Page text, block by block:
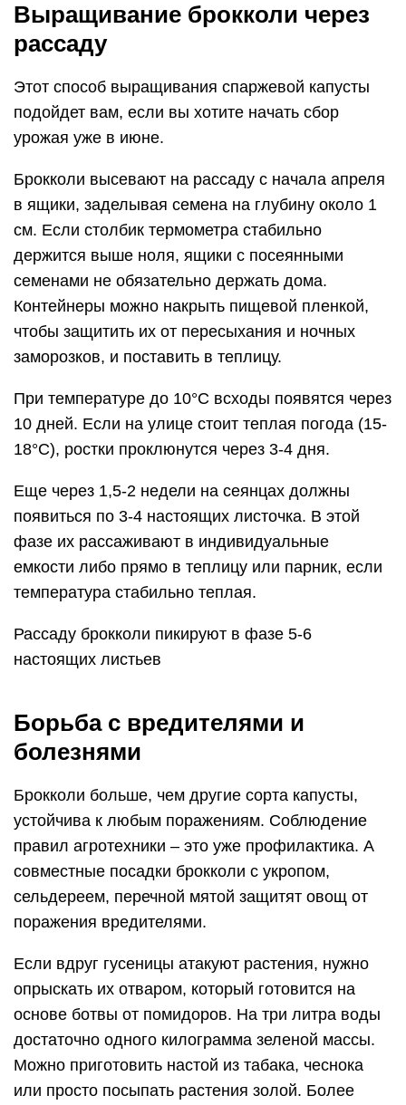
Выращивание брокколи через
рассаду
Этот способ выращивания спаржевой капусты
подойдет вам, если вы хотите начать сбор
урожая уже в июне.
Брокколи высевают на рассаду с начала апреля
в ящики, заделывая семена на глубину около 1
см. Если столбик термометра стабильно
держится выше ноля, ящики с посеянными
семенами не обязательно держать дома.
Контейнеры можно накрыть пищевой пленкой,
чтобы защитить их от пересыхания и ночных
заморозков, и поставить в теплицу.
При температуре до 10°C всходы появятся через
10 дней. Если на улице стоит теплая погода (15-
18°C), ростки проклюнутся через 3-4 дня.
Еще через 1,5-2 недели на сеянцах должны
появиться по 3-4 настоящих листочка. В этой
фазе их рассаживают в индивидуальные
емкости либо прямо в теплицу или парник, если
температура стабильно теплая.
Рассаду брокколи пикируют в фазе 5-6
настоящих листьев
Борьба с вредителями и
болезнями
Брокколи больше, чем другие сорта капусты,
устойчива к любым поражениям. Соблюдение
правил агротехники – это уже профилактика. А
совместные посадки брокколи с укропом,
сельдереем, перечной мятой защитят овощ от
поражения вредителями.
Если вдруг гусеницы атакуют растения, нужно
опрыскать их отваром, который готовится на
основе ботвы от помидоров. На три литра воды
достаточно одного килограмма зеленой массы.
Можно приготовить настой из табака, чеснока
или просто посыпать растения золой. Более